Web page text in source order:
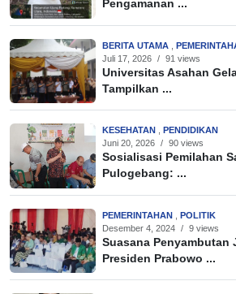
Pengamanan ...
BERITA UTAMA
Juli 17, 2026 / 91 views
Universitas Asahan
Tampilkan ...
KESEHATAN
PENDIDIKAN
Juni 20, 2026 / 90 views
Sosialisasi Pemilahan
Pulogebang: ...
PEMERINTAHAN
POLITIK
Desember 4, 2024 / 9 views
Suasana Penyambutan
Presiden Prabowo ...